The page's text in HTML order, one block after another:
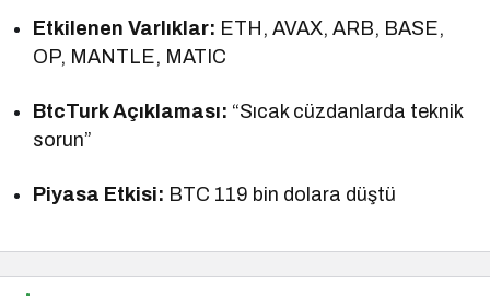
Etkilenen Varlıklar: ETH, AVAX, ARB, BASE,
OP, MANTLE, MATIC
BtcTurk Açıklaması: “Sıcak cüzdanlarda teknik
sorun”
Piyasa Etkisi: BTC 119 bin dolara düştü